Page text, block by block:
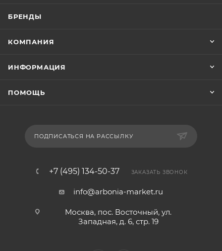
БРЕНДЫ
КОМПАНИЯ
ИНФОРМАЦИЯ
ПОМОЩЬ
ПОДПИСАТЬСЯ НА РАССЫЛКУ
+7 (495) 134-50-37 ЗАКАЗАТЬ ЗВОНОК
info@arbonia-market.ru
Москва, пос. Восточный, ул.
Западная, д. 6, стр. 19